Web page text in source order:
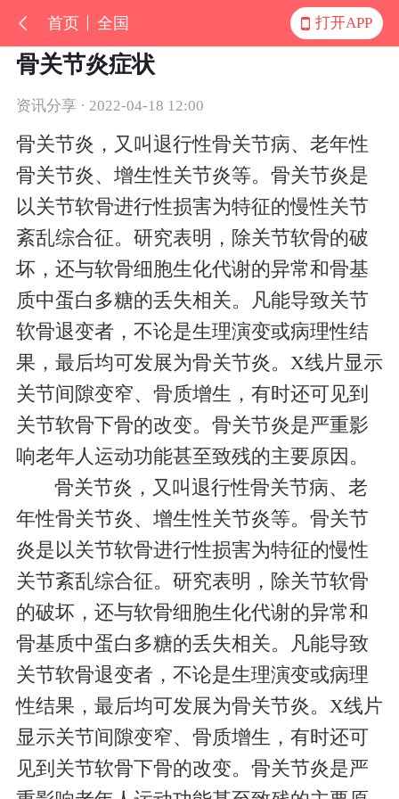
首页 全国 打开APP
骨关节炎症状
资讯分享 · 2022-04-18 12:00
骨关节炎，又叫退行性骨关节病、老年性
骨关节炎、增生性关节炎等。骨关节炎是
以关节软骨进行性损害为特征的慢性关节
紊乱综合征。研究表明，除关节软骨的破
坏，还与软骨细胞生化代谢的异常和骨基
质中蛋白多糖的丢失相关。凡能导致关节
软骨退变者，不论是生理演变或病理性结
果，最后均可发展为骨关节炎。X线片显示
关节间隙变窄、骨质增生，有时还可见到
关节软骨下骨的改变。骨关节炎是严重影
响老年人运动功能甚至致残的主要原因。
骨关节炎，又叫退行性骨关节病、老
年性骨关节炎、增生性关节炎等。骨关节
炎是以关节软骨进行性损害为特征的慢性
关节紊乱综合征。研究表明，除关节软骨
的破坏，还与软骨细胞生化代谢的异常和
骨基质中蛋白多糖的丢失相关。凡能导致
关节软骨退变者，不论是生理演变或病理
性结果，最后均可发展为骨关节炎。 X线片
显示关节间隙变窄、骨质增生，有时还可
见到关节软骨下骨的改变。骨关节炎是严